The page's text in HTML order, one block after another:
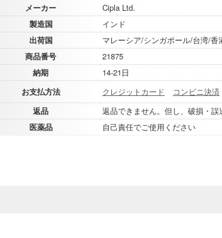
メーカー
Cipla Ltd.
製造国
インド
出荷国
マレーシア/シンガポール/台湾/香
商品番号
21875
納期
14-21日
お支払方法
クレジットカード コンビニ決済
返品
返品できません。但し、破損・
医薬品
自己責任でご使用ください